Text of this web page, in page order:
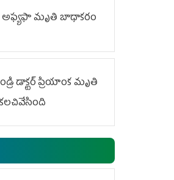
మృతి బాధాకరం
డాక్టర్‌ ప్రియాంక మృతి